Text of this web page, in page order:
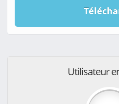
Utilisateur